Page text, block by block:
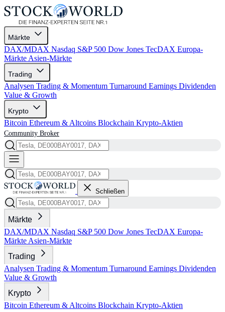
Märkte
DAX/MDAX Nasdaq S&P 500 Dow Jones TecDAX Europa-
Märkte Asien-Märkte
Trading
Analysen Trading & Momentum Turnaround Earnings Dividenden
Value & Growth
Krypto
Bitcoin Ethereum & Altcoins Blockchain Krypto-Aktien
Community Broker
Schließen
Märkte
DAX/MDAX Nasdaq S&P 500 Dow Jones TecDAX Europa-
Märkte Asien-Märkte
Trading
Analysen Trading & Momentum Turnaround Earnings Dividenden
Value & Growth
Krypto
Bitcoin Ethereum & Altcoins Blockchain Krypto-Aktien